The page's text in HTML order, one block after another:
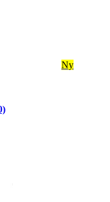
Ny